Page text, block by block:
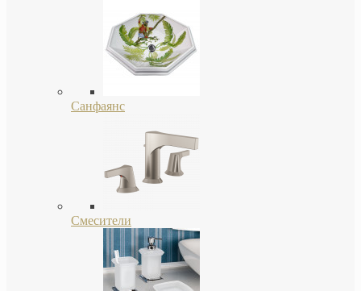
Санфаянс
Смесители